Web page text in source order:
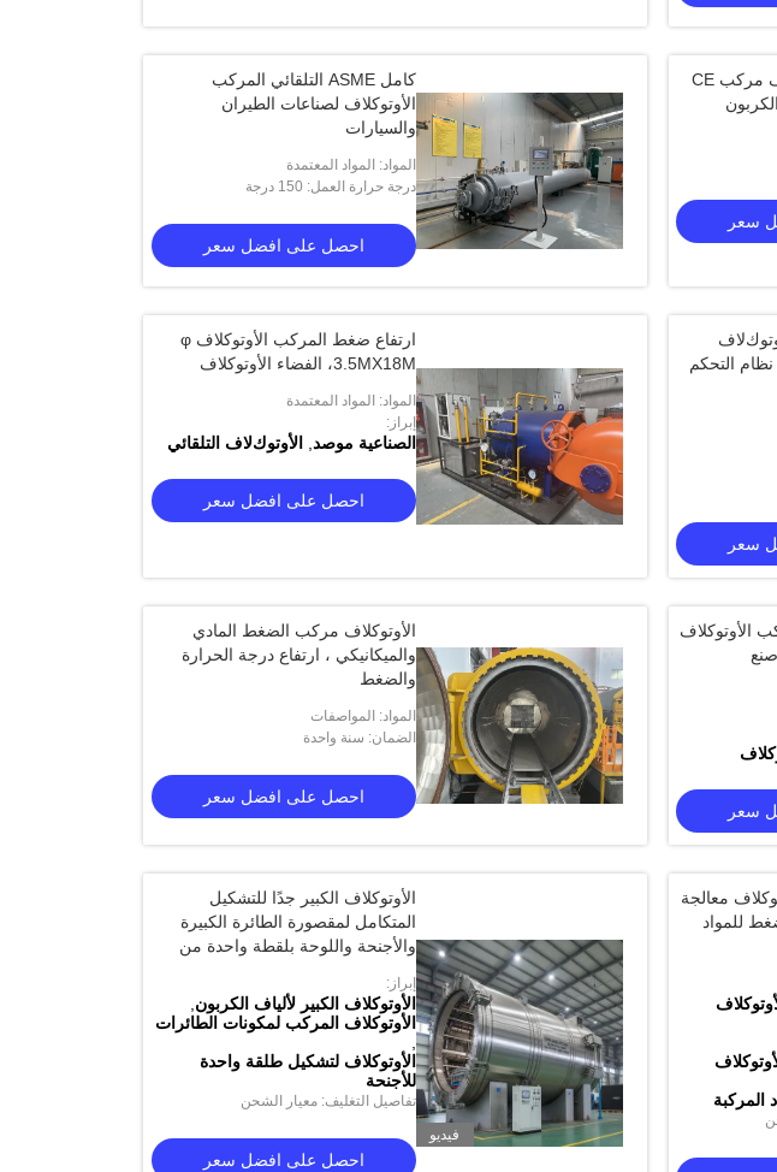
أوتوكلاف مركب ألياف الكربون، منتج عالي
الحرارة وعالي الضغط، يدعم التخصيص، نظام
كامل
1.6MX6M φ اﻷوتوكﻻف مركب CE
سعر
كامل ASME التلقائي المركب
الأوتوكلاف لصناعات الطيران
والسيارات
المواد: المواد المعتمدة
درجة حرارة العمل: 150 درجة
احصل على افضل سعر
التحكم
سعر
ارتفاع ضغط المركب الأوتوكلاف φ
3.5MX18M، الفضاء الأوتوكلاف
المواد: المواد المعتمدة
إبراز:
الصناعية موصد اﻷوتوكﻻف التلقائي
احصل على افضل سعر
الأوتوكلاف
سعر
الأوتوكلاف مركب الضغط المادي
والميكانيكي ، ارتفاع درجة الحرارة
والضغط
المواد: المواصفات
الضمان: سنة واحدة
احصل على افضل سعر
معالجة
للمواد
المركبة
فيديو
الأوتوكلاف الكبير جدًا للتشكيل
المتكامل لمقصورة الطائرة الكبيرة
والأجنحة واللوحة بلقطة واحدة من
إبراز:
الأوتوكلاف الكبير لألياف الكربون
الأوتوكلاف المركب لمكونات الطائرات
الأوتوكلاف لتشكيل طلقة واحدة
للأجنحة
تفاصيل التغليف: معيار الشحن
احصل على افضل سعر